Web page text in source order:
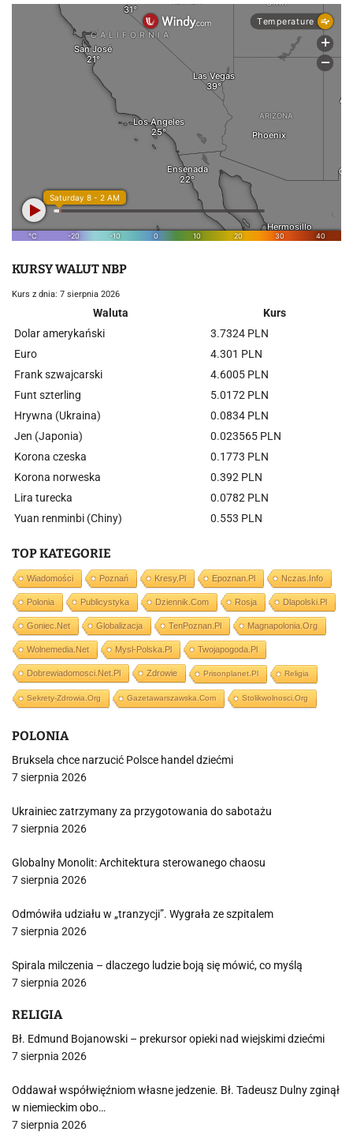
KURSY WALUT NBP
Kurs z dnia: 7 sierpnia 2026
Waluta
Kurs
Dolar amerykański
3.7324 PLN
Euro
4.301 PLN
Frank szwajcarski
4.6005 PLN
Funt szterling
5.0172 PLN
Hrywna (Ukraina)
0.0834 PLN
Jen (Japonia)
0.023565 PLN
Korona czeska
0.1773 PLN
Korona norweska
0.392 PLN
Lira turecka
0.0782 PLN
Yuan renminbi (Chiny)
0.553 PLN
TOP KATEGORIE
Wiadomości Poznań Kresy.pl Epoznan.pl Nczas.info
Polonia Publicystyka Dziennik.com Rosja Dlapolski.pl
Goniec.net Globalizacja TenPoznan.pl Magnapolonia.org
Wolnemedia.net Mysl-Polska.pl Twojapogoda.pl
Dobrewiadomosci.net.pl Zdrowie Prisonplanet.pl Religia
Sekrety-Zdrowia.org Gazetawarszawska.com Stolikwolnosci.org
POLONIA
Bruksela chce narzucić Polsce handel dziećmi
7 sierpnia 2026
Ukrainiec zatrzymany za przygotowania do sabotażu
7 sierpnia 2026
Globalny Monolit: Architektura sterowanego chaosu
7 sierpnia 2026
Odmówiła udziału w „tranzycji”. Wygrała ze szpitalem
7 sierpnia 2026
Spirala milczenia – dlaczego ludzie boją się mówić, co myślą
7 sierpnia 2026
RELIGIA
Bł. Edmund Bojanowski – prekursor opieki nad wiejskimi dziećmi
7 sierpnia 2026
Oddawał współwięźniom własne jedzenie. Bł. Tadeusz Dulny zginął
w niemieckim obo…
7 sierpnia 2026